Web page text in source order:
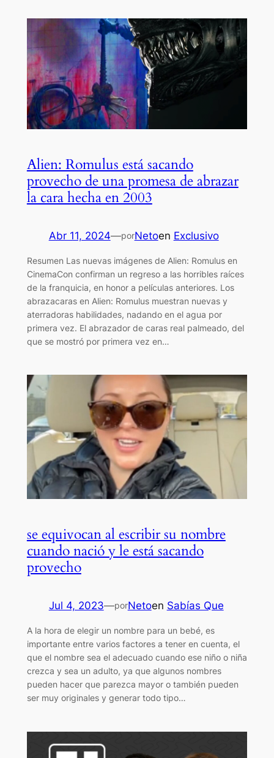
Alien: Romulus está sacando
provecho de una promesa de abrazar
la cara hecha en 2003
Abr 11, 2024—porNetoen Exclusivo
Resumen Las nuevas imágenes de Alien: Romulus en
CinemaCon confirman un regreso a las horribles raíces
de la franquicia, en honor a películas anteriores. Los
abrazacaras en Alien: Romulus muestran nuevas y
aterradoras habilidades, nadando en el agua por
primera vez. El abrazador de caras real palmeado, del
que se mostró por primera vez en…
se equivocan al escribir su nombre
cuando nació y le está sacando
provecho
Jul 4, 2023—porNetoen Sabías Que
A la hora de elegir un nombre para un bebé, es
importante entre varios factores a tener en cuenta, el
que el nombre sea el adecuado cuando ese niño o niña
crezca y sea un adulto, ya que algunos nombres
pueden hacer que parezca mayor o también pueden
ser muy originales y generar todo tipo…